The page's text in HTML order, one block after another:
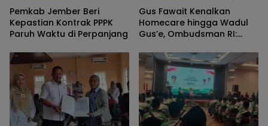
Pemkab Jember Beri
Kepastian Kontrak PPPK
Paruh Waktu di Perpanjang
Gus Fawait Kenalkan
Homecare hingga Wadul
Gus’e, Ombudsman RI:
Layanan Kualitas